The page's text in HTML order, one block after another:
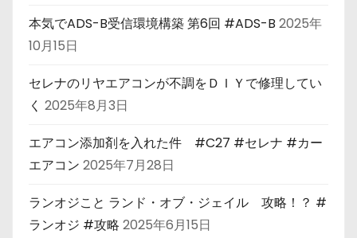
本気でADS-B受信環境構築 第6回 #ADS-B 2025年
10月15日
セレナのリヤエアコンが不調をＤＩＹで修理してい
く 2025年8月3日
エアコン添加剤を入れた件 #C27 #セレナ #カー
エアコン 2025年7月28日
ランオジこと ランド・オブ・ジェイル 攻略！？ #
ランオジ #攻略 2025年6月15日